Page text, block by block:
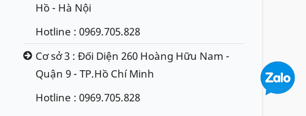
Hồ - Hà Nội
Hotline : 0969.705.828
Cơ sở 3 : Đối Diện 260 Hoàng Hữu Nam -
Quận 9 - TP.Hồ Chí Minh
Hotline : 0969.705.828